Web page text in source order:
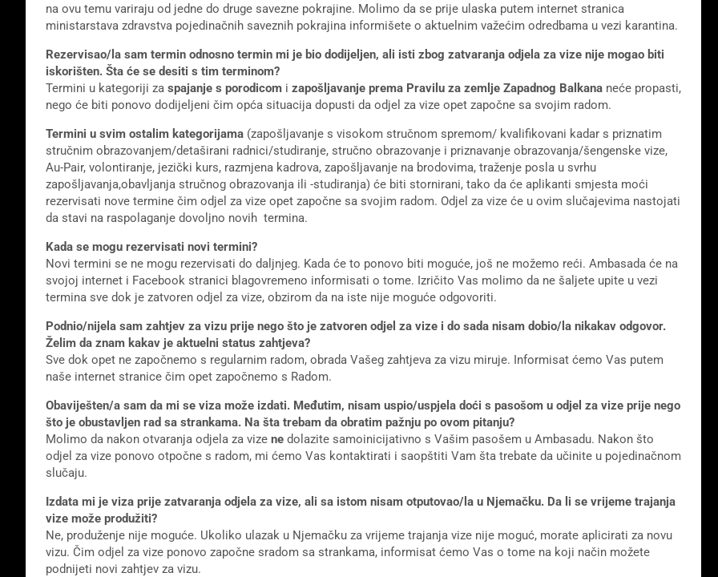
na ovu temu variraju od jedne do druge savezne pokrajine. Molimo da se prije ulaska putem internet stranica
ministarstava zdravstva pojedinačnih saveznih pokrajina informišete o aktuelnim važećim odredbama u vezi karantina.
Rezervisao/la sam termin odnosno termin mi je bio dodijeljen, ali isti zbog zatvaranja odjela za vize nije mogao biti
iskorišten. Šta će se desiti s tim terminom?
Termini u kategoriji za spajanje s porodicom i zapošljavanje prema Pravilu za zemlje Zapadnog Balkana neće propasti,
nego će biti ponovo dodijeljeni čim opća situacija dopusti da odjel za vize opet započne sa svojim radom.
Termini u svim ostalim kategorijama (zapošljavanje s visokom stručnom spremom/ kvalifikovani kadar s priznatim
stručnim obrazovanjem/detaširani radnici/studiranje, stručno obrazovanje i priznavanje obrazovanja/šengenske vize,
Au-Pair, volontiranje, jezički kurs, razmjena kadrova, zapošljavanje na brodovima, traženje posla u svrhu
zapošljavanja,obavljanja stručnog obrazovanja ili -studiranja) će biti stornirani, tako da će aplikanti smjesta moći
rezervisati nove termine čim odjel za vize opet započne sa svojim radom. Odjel za vize će u ovim slučajevima nastojati
da stavi na raspolaganje dovoljno novih termina.
Kada se mogu rezervisati novi termini?
Novi termini se ne mogu rezervisati do daljnjeg. Kada će to ponovo biti moguće, još ne možemo reći. Ambasada će na
svojoj internet i Facebook stranici blagovremeno informisati o tome. Izričito Vas molimo da ne šaljete upite u vezi
termina sve dok je zatvoren odjel za vize, obzirom da na iste nije moguće odgovoriti.
Podnio/nijela sam zahtjev za vizu prije nego što je zatvoren odjel za vize i do sada nisam dobio/la nikakav odgovor.
Želim da znam kakav je aktuelni status zahtjeva?
Sve dok opet ne započnemo s regularnim radom, obrada Vašeg zahtjeva za vizu miruje. Informisat ćemo Vas putem
naše internet stranice čim opet započnemo s Radom.
Obaviješten/a sam da mi se viza može izdati. Međutim, nisam uspio/uspjela doći s pasošom u odjel za vize prije nego
što je obustavljen rad sa strankama. Na šta trebam da obratim pažnju po ovom pitanju?
Molimo da nakon otvaranja odjela za vize ne dolazite samoinicijativno s Vašim pasošem u Ambasadu. Nakon što
odjel za vize ponovo otpočne s radom, mi ćemo Vas kontaktirati i saopštiti Vam šta trebate da učinite u pojedinačnom
slučaju.
Izdata mi je viza prije zatvaranja odjela za vize, ali sa istom nisam otputovao/la u Njemačku. Da li se vrijeme trajanja
vize može produžiti?
Ne, produženje nije moguće. Ukoliko ulazak u Njemačku za vrijeme trajanja vize nije moguć, morate aplicirati za novu
vizu. Čim odjel za vize ponovo započne sradom sa strankama, informisat ćemo Vas o tome na koji način možete
podnijeti novi zahtjev za vizu.